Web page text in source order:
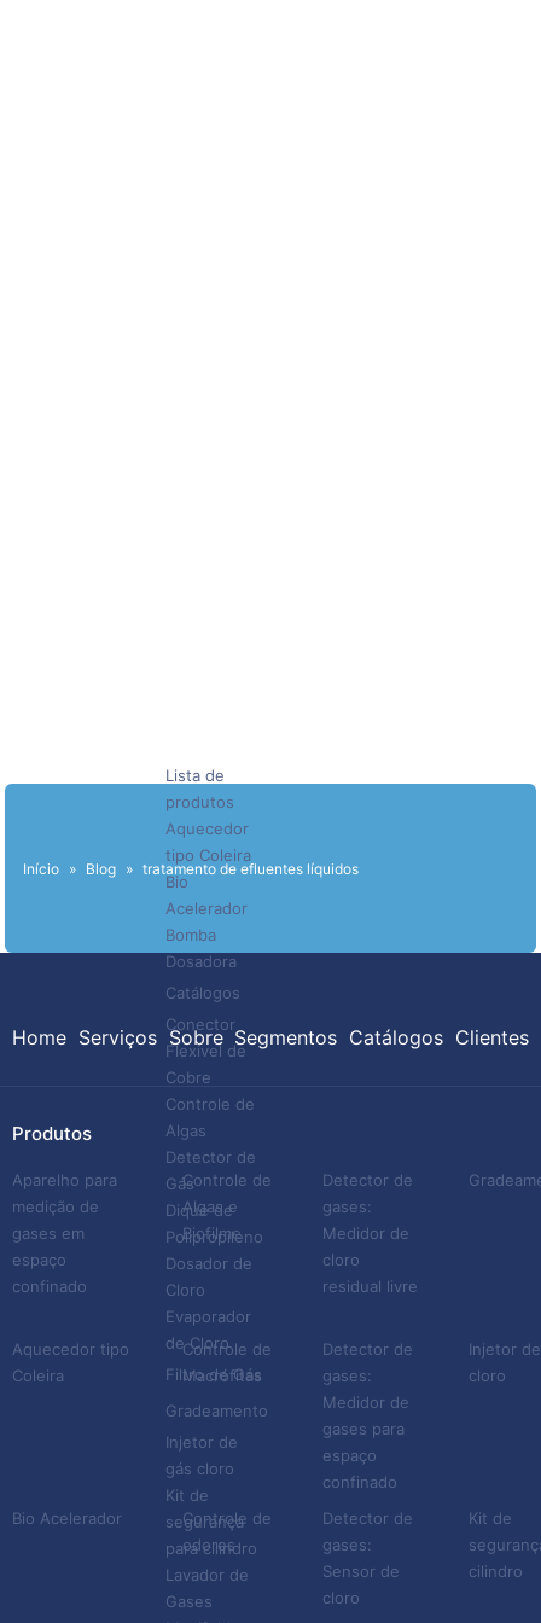
Lista de
produtos
Aquecedor
tipo Coleira
Bio
Acelerador
Bomba
Dosadora
Catálogos
Conector
Flexível de
Cobre
Controle de
Algas
Detector de
Gás
Dique de
Polipropileno
Dosador de
Cloro
Evaporador
de Cloro
Filtro de Gás
Gradeamento
Injetor de
gás cloro
Kit de
segurança
para cilindro
Lavador de
Gases
Início » Blog » tratamento de efluentes líquidos
Home Serviços Sobre Segmentos Catálogos Clientes
Produtos
Aparelho para
medição de
gases em
espaço
confinado
Aquecedor tipo
Coleira
Bio Acelerador
Controle de
Algas e
Biofilme
Controle de
Macrófitas
Controle de
odores
Detector de
gases:
Medidor de
cloro
residual livre
Detector de
gases:
Medidor de
gases para
espaço
confinado
Detector de
gases:
Sensor de
cloro
Injetor
cloro
Kit de
cilindro